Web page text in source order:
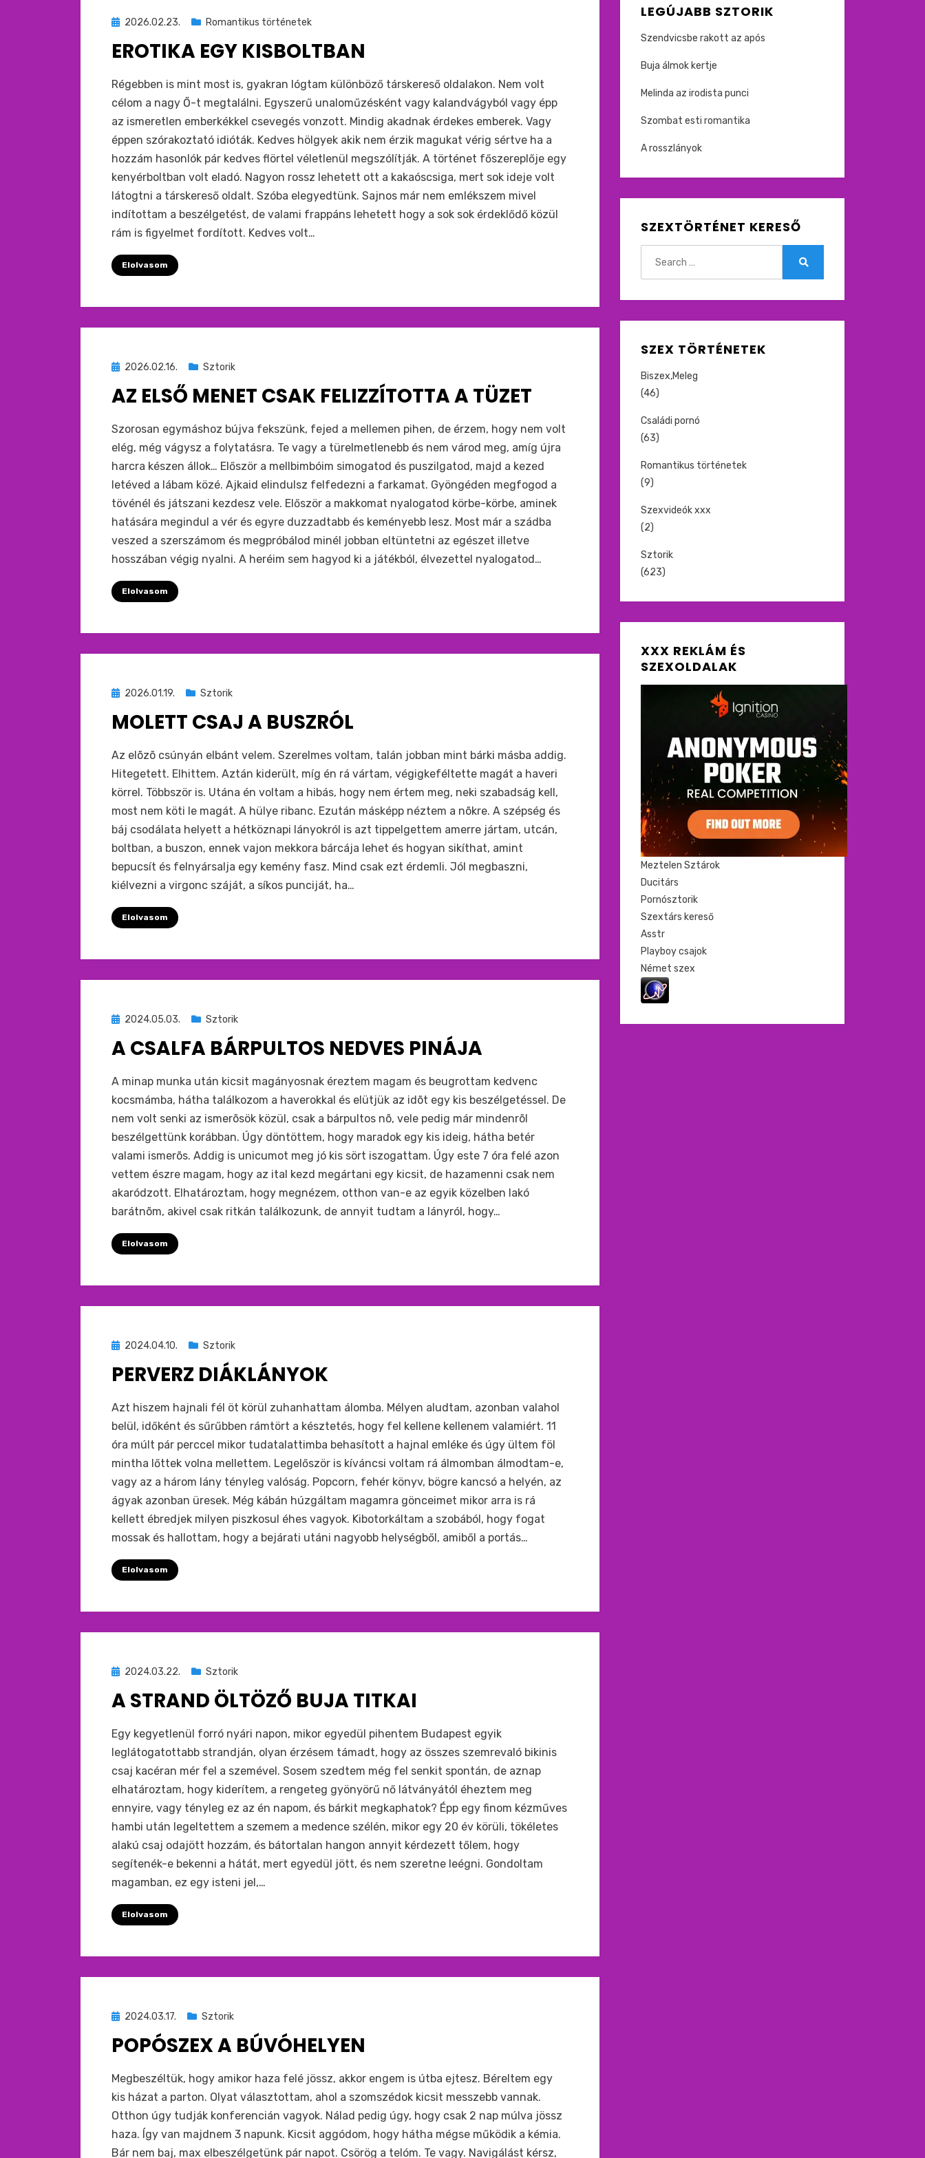
Beküldve
2026.02.23. Romantikus történetek
EROTIKA EGY KISBOLTBAN
bymonkey
Régebben is mint most is, gyakran lógtam különböző társkereső oldalakon. Nem volt
célom a nagy Ő-t megtalálni. Egyszerű unaloműzésként vagy kalandvágyból vagy épp
az ismeretlen emberkékkel csevegés vonzott. Mindig akadnak érdekes emberek. Vagy
éppen szórakoztató idióták. Kedves hölgyek akik nem érzik magukat vérig sértve ha a
hozzám hasonlók pár kedves flörtel véletlenül megszólítják. A történet főszereplője egy
kenyérboltban volt eladó. Nagyon rossz lehetett ott a kakaóscsiga, mert sok ideje volt
látogtni a társkereső oldalt. Szóba elegyedtünk. Sajnos már nem emlékszem mivel
indítottam a beszélgetést, de valami frappáns lehetett hogy a sok sok érdeklődő közül
rám is figyelmet fordított. Kedves volt…
Elolvasom
Beküldve
:
2026.02.16. Sztorik
AZ ELSŐ MENET CSAK FELIZZÍTOTTA A TÜZET
bymonkey
Szorosan egymáshoz bújva fekszünk, fejed a mellemen pihen, de érzem, hogy nem volt
elég, még vágysz a folytatásra. Te vagy a türelmetlenebb és nem várod meg, amíg újra
harcra készen állok… Először a mellbimbóim simogatod és puszilgatod, majd a kezed
letéved a lábam közé. Ajkaid elindulsz felfedezni a farkamat. Gyöngéden megfogod a
tövénél és játszani kezdesz vele. Először a makkomat nyalogatod körbe-körbe, aminek
hatására megindul a vér és egyre duzzadtabb és keményebb lesz. Most már a szádba
veszed a szerszámom és megpróbálod minél jobban eltüntetni az egészet illetve
hosszában végig nyalni. A heréim sem hagyod ki a játékból, élvezettel nyalogatod…
Elolvasom
Beküldve
2026.01.19. Sztorik
MOLETT CSAJ A BUSZRÓL
bymonkey
Az elõzõ csúnyán elbánt velem. Szerelmes voltam, talán jobban mint bárki másba addig.
Hitegetett. Elhittem. Aztán kiderült, míg én rá vártam, végigkeféltette magát a haveri
körrel. Többször is. Utána én voltam a hibás, hogy nem értem meg, neki szabadság kell,
most nem köti le magát. A hülye ribanc. Ezután másképp néztem a nõkre. A szépség és
báj csodálata helyett a hétköznapi lányokról is azt tippelgettem amerre jártam, utcán,
boltban, a buszon, ennek vajon mekkora bárcája lehet és hogyan sikíthat, amint
bepucsít és felnyársalja egy kemény fasz. Mind csak ezt érdemli. Jól megbaszni,
kiélvezni a virgonc száját, a síkos punciját, ha…
Elolvasom
Beküldve
:
2024.05.03. Sztorik
A CSALFA BÁRPULTOS NEDVES PINÁJA
bymonkey
A minap munka után kicsit magányosnak éreztem magam és beugrottam kedvenc
kocsmámba, hátha találkozom a haverokkal és elütjük az idõt egy kis beszélgetéssel. De
nem volt senki az ismerõsök közül, csak a bárpultos nõ, vele pedig már mindenrõl
beszélgettünk korábban. Úgy döntöttem, hogy maradok egy kis ideig, hátha betér
valami ismerõs. Addig is unicumot meg jó kis sört iszogattam. Úgy este 7 óra felé azon
vettem észre magam, hogy az ital kezd megártani egy kicsit, de hazamenni csak nem
akaródzott. Elhatároztam, hogy megnézem, otthon van-e az egyik közelben lakó
barátnõm, akivel csak ritkán találkozunk, de annyit tudtam a lányról, hogy…
Elolvasom
Beküldve
2024.04.10. Sztorik
PERVERZ DIÁKLÁNYOK
bymonkey
Azt hiszem hajnali fél öt körül zuhanhattam álomba. Mélyen aludtam, azonban valahol
belül, időként és sűrűbben rámtört a késztetés, hogy fel kellene kellenem valamiért. 11
óra múlt pár perccel mikor tudatalattimba behasított a hajnal emléke és úgy ültem föl
mintha lőttek volna mellettem. Legelőször is kíváncsi voltam rá álmomban álmodtam-e,
vagy az a három lány tényleg valóság. Popcorn, fehér könyv, bögre kancsó a helyén, az
ágyak azonban üresek. Még kábán húzgáltam magamra gönceimet mikor arra is rá
kellett ébredjek milyen piszkosul éhes vagyok. Kibotorkáltam a szobából, hogy fogat
mossak és hallottam, hogy a bejárati utáni nagyobb helységből, amiből a portás…
Elolvasom
Beküldve
:
2024.03.22. Sztorik
A STRAND ÖLTÖZŐ BUJA TITKAI
bymonkey
Egy kegyetlenül forró nyári napon, mikor egyedül pihentem Budapest egyik
leglátogatottabb strandján, olyan érzésem támadt, hogy az összes szemrevaló bikinis
csaj kacéran mér fel a szemével. Sosem szedtem még fel senkit spontán, de aznap
elhatároztam, hogy kiderítem, a rengeteg gyönyörű nő látványától éheztem meg
ennyire, vagy tényleg ez az én napom, és bárkit megkaphatok? Épp egy finom kézműves
hambi után legeltettem a szemem a medence szélén, mikor egy 20 év körüli, tökéletes
alakú csaj odajött hozzám, és bátortalan hangon annyit kérdezett tőlem, hogy
segítenék-e bekenni a hátát, mert egyedül jött, és nem szeretne leégni. Gondoltam
magamban, ez egy isteni jel,…
Elolvasom
Beküldve
2024.03.17. Sztorik
POPÓSZEX A BÚVÓHELYEN
bymonkey
Megbeszéltük, hogy amikor haza felé jössz, akkor engem is útba ejtesz. Béreltem egy
kis házat a parton. Olyat választottam, ahol a szomszédok kicsit messzebb vannak.
Otthon úgy tudják konferencián vagyok. Nálad pedig úgy, hogy csak 2 nap múlva jössz
haza. Így van majdnem 3 napunk. Kicsit aggódom, hogy hátha mégse működik a kémia.
Bár nem baj, max elbeszélgetünk pár napot. Csörög a telóm. Te vagy. Navigálást kérsz,
LEGÚJABB SZTORIK
Szendvicsbe rakott az após
Buja álmok kertje
Melinda az irodista punci
Szombat esti romantika
A rosszlányok
SZEXTÖRTÉNET KERESŐ
SZEX TÖRTÉNETEK
Biszex,Meleg
(46)
Családi pornó
(63)
Romantikus történetek
(9)
Szexvideók xxx
(2)
Sztorik
(623)
XXX REKLÁM ÉS
SZEXOLDALAK
Meztelen Sztárok
Ducitárs
Pornósztorik
Szextárs kereső
Asstr
Playboy csajok
Német szex